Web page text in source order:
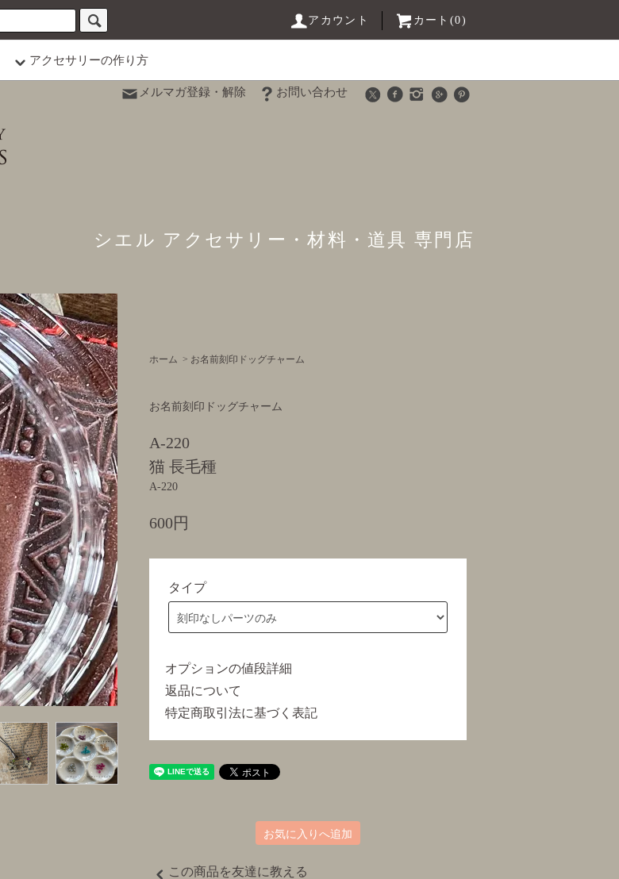
アカウント カート(0)
アクセサリーの作り方
メルマガ登録・解除 お問い合わせ
シエル アクセサリー・材料・道具 専門店
ホーム > お名前刻印ドッグチャーム
お名前刻印ドッグチャーム
A-220
猫 長毛種
A-220
600円
タイプ
オプションの値段詳細
返品について
特定商取引法に基づく表記
お気に入りへ追加
この商品を友達に教える